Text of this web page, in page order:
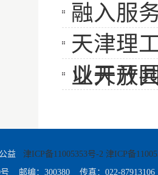
融入服
天津理
业开放
以天开
益 津ICP备11005353号-2 津ICP备
号 邮编：300380 传真：022-87913106